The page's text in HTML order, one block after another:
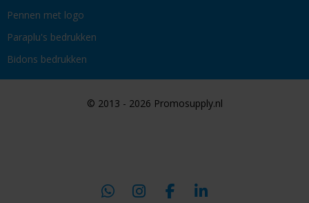
Pennen met logo
Paraplu's bedrukken
Bidons bedrukken
© 2013 - 2026 Promosupply.nl